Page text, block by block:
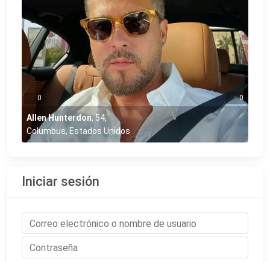
0 0
Allen Hunterdon,54,
Columbus, Estados Unidos
Iniciar sesión